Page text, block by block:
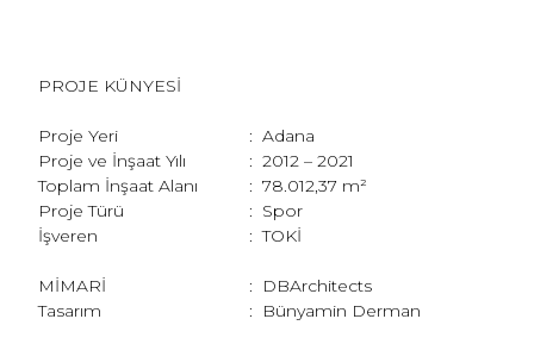
PROJE KÜNYESİ
Proje Yeri : Adana
Proje ve İnşaat Yılı
: 2012 – 2021
Toplam İnşaat Alanı
: 78.012,37 m²
Proje Türü
: Spor
İşveren
: TOKİ
MİMARİ :
DBArchitects
Tasarım : Bünyamin Derman